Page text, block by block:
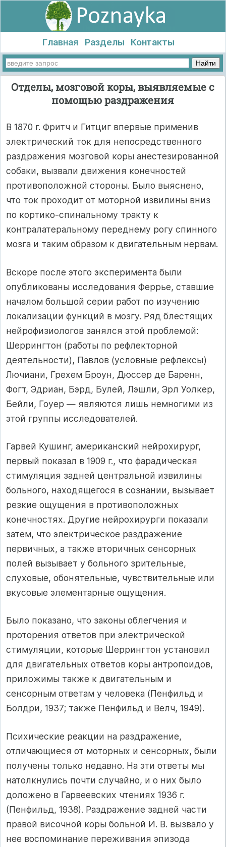
Главная Разделы Контакты
Отделы, мозговой коры, выявляемые с
помощью раздражения
В 1870 г. Фритч и Гитциг впервые применив
электрический ток для непосредственного
раздражения мозговой коры анестезированной
собаки, вызвали движения конечностей
противоположной стороны. Было выяснено,
что ток проходит от моторной извилины вниз
по кортико-спинальному тракту к
контралатеральному переднему рогу спинного
мозга и таким образом к двигательным нервам.
Вскоре после этого эксперимента были
опубликованы исследования Феррье, ставшие
началом большой серии работ по изучению
локализации функций в мозгу. Ряд блестящих
нейрофизиологов занялся этой проблемой:
Шеррингтон (работы по рефлекторной
деятельности), Павлов (условные рефлексы)
Лючиани, Грехем Броун, Дюссер де Баренн,
Фогт, Эдриан, Бэрд, Булей, Лэшли, Эрл Уолкер,
Бейли, Гоуер — являются лишь немногими из
этой группы исследователей.
Гарвей Кушинг, американский нейрохирург,
первый показал в 1909 г., что фарадическая
стимуляция задней центральной извилины
больного, находящегося в сознании, вызывает
резкие ощущения в противоположных
конечностях. Другие нейрохирурги показали
затем, что электрическое раздражение
первичных, а также вторичных сенсорных
полей вызывает у больного зрительные,
слуховые, обонятельные, чувствительные или
вкусовые элементарные ощущения.
Было показано, что законы облегчения и
проторения ответов при электрической
стимуляции, которые Шеррингтон установил
для двигательных ответов коры антропоидов,
приложимы также к двигательным и
сенсорным ответам у человека (Пенфильд и
Болдри, 1937; также Пенфильд и Велч, 1949).
Психические реакции на раздражение,
отличающиеся от моторных и сенсорных, были
получены только недавно. На эти ответы мы
натолкнулись почти случайно, и о них было
доложено в Гарвеевских чтениях 1936 г.
(Пенфильд, 1938). Раздражение задней части
правой височной коры больной И. В. вызвало у
нее воспоминание переживания эпизода